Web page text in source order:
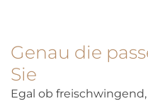
Genau die
Sie
Egal ob